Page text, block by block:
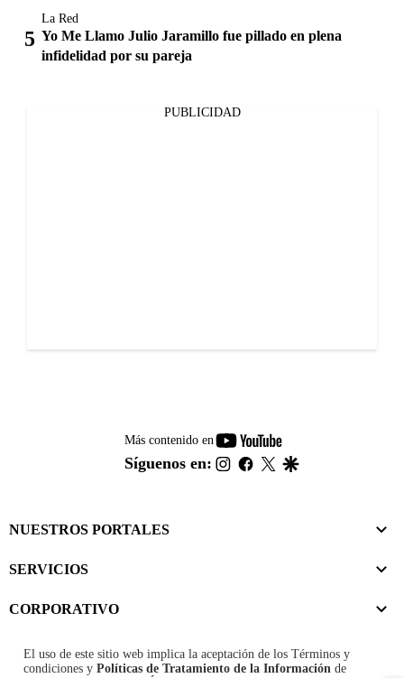
La Red
Yo Me Llamo Julio Jaramillo fue pillado en plena
infidelidad por su pareja
PUBLICIDAD
Más contenido en
youtube-
footer
Síguenos en: instagram
facebook
twitter
NUESTROS PORTALES
SERVICIOS
CORPORATIVO
El uso de este sitio web implica la aceptación de los Términos y
condiciones y Políticas de Tratamiento de la Información de